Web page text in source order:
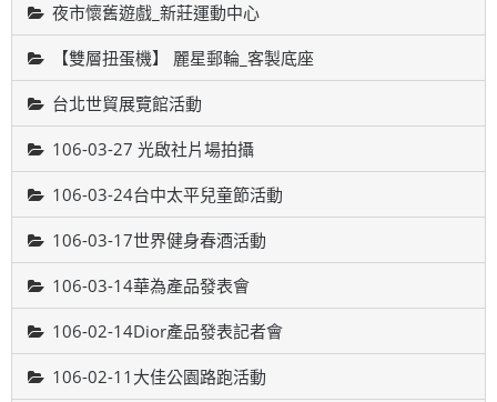
夜市懷舊遊戲_新莊運動中心
【雙層扭蛋機】 麗星郵輪_客製底座
台北世貿展覽館活動
106-03-27 光啟社片場拍攝
106-03-24台中太平兒童節活動
106-03-17世界健身春酒活動
106-03-14華為產品發表會
106-02-14Dior產品發表記者會
106-02-11大佳公園路跑活動